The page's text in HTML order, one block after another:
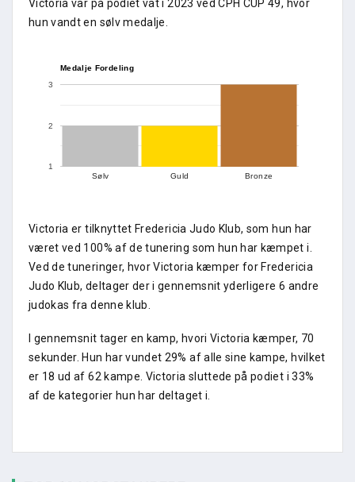
Victoria var på podiet vat i 2023 ved CPH CUP 49, hvor
hun vandt en sølv medalje.
Medalje Fordeling
Sølv Guld Bronze
1
2
3
Victoria er tilknyttet Fredericia Judo Klub, som hun har
været ved 100% af de tunering som hun har kæmpet i.
Ved de tuneringer, hvor Victoria kæmper for Fredericia
Judo Klub, deltager der i gennemsnit yderligere 6 andre
judokas fra denne klub.
I gennemsnit tager en kamp, hvori Victoria kæmper, 70
sekunder. Hun har vundet 29% af alle sine kampe, hvilket
er 18 ud af 62 kampe. Victoria sluttede på podiet i 33%
af de kategorier hun har deltaget i.